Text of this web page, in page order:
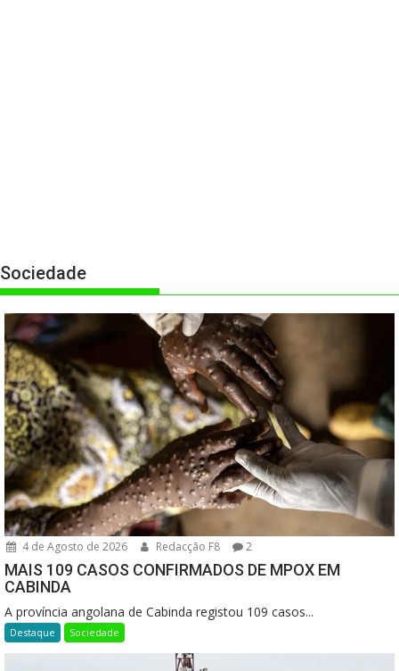
Sociedade
4 de Agosto de 2026 Redacção F8 2
MAIS 109 CASOS CONFIRMADOS DE MPOX EM
CABINDA
A província angolana de Cabinda registou 109 casos...
Destaque Sociedade